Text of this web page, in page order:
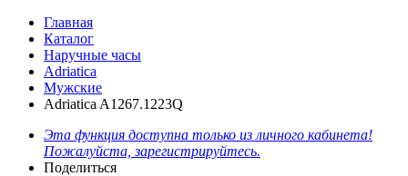
Главная
Каталог
Наручные часы
Adriatica
Мужские
Adriatica A1267.1223Q
Эта функция доступна только из личного кабинета!
Пожалуйста, зарегистрируйтесь.
Поделиться